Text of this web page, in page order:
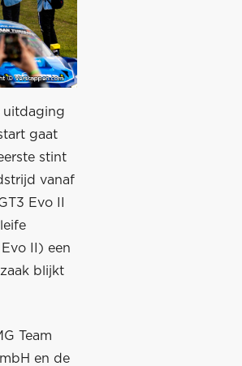
uitdaging
gaat
stint
vanaf
Evo II
II) een
blijkt
Team
en de